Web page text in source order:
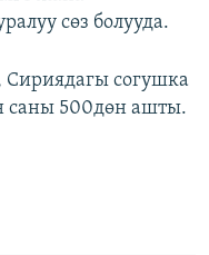
сөз болууда.
Сириядагы согушка
саны 500дөн ашты.